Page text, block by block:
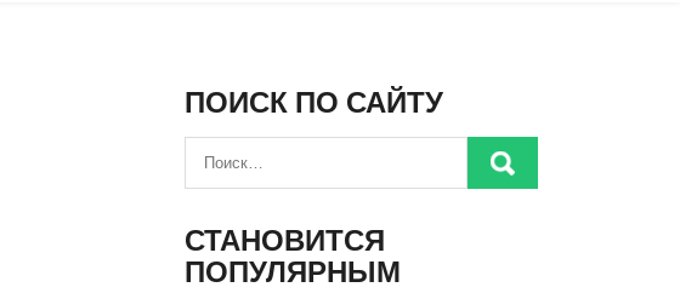
ПОИСК ПО САЙТУ
СТАНОВИТСЯ
ПОПУЛЯРНЫМ